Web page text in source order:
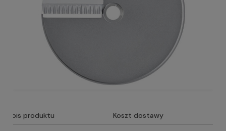
Opis produktu Koszt dostawy